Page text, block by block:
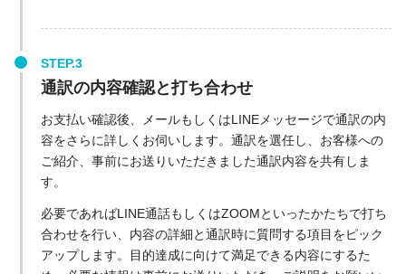
通訳の内容確認と打ち合わせ
お支払い確認後、メールもしくはLINEメッセージで通訳の内
容をさらに詳しくお伺いします。通訳を選任し、お客様への
ご紹介、事前にお送りいただきました通訳内容を共有しま
す。
必要であればLINE通話もしくはZOOMといったかたちで打ち
合わせを行い、内容の詳細と通訳時に質問する項目をピック
アップします。目的達成に向けて満足できる内容にするた